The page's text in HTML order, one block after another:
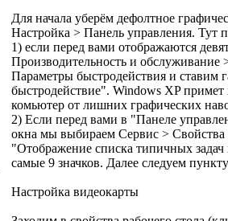
Для начала уберём дефолтное
Настройка > Панель управления. Тут
1) если перед вами отображаются
Производительность и обслуживание
Параметры быстродействия и ставим
быстродействие". Windows XP
комьютер от лишних графических
2) Если перед вами в "Панеле
окна мы выбираем Сервис >
"Отображение списка типичных
самые 9 значков. Далее следуем
Настройка видеокарты